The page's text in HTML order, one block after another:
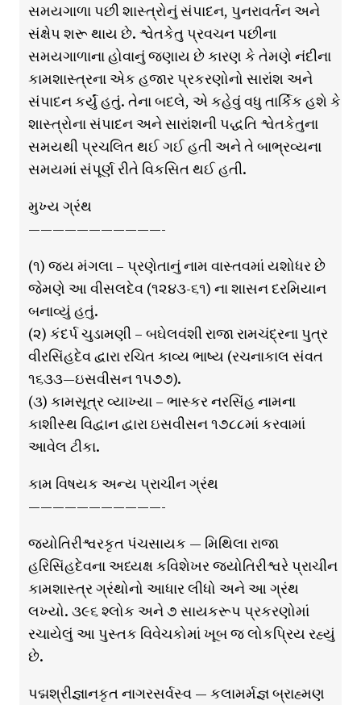
સમયગાળા પછી શાસ્ત્રોનું સંપાદન, પુનરાવર્તન અને
સંક્ષેપ શરૂ થાય છે. શ્વેતકેતુ પ્રવચન પછીના
સમયગાળાના હોવાનું જણાય છે કારણ કે તેમણે નંદીના
કામશાસ્ત્રના એક હજાર પ્રકરણોનો સારાંશ અને
સંપાદન કર્યું હતું. તેના બદલે, એ કહેવું વધુ તાર્કિક હશે કે
શાસ્ત્રોના સંપાદન અને સારાંશની પદ્ધતિ શ્વેતકેતુના
સમયથી પ્રચલિત થઈ ગઈ હતી અને તે બાભ્રવ્યના
સમયમાં સંપૂર્ણ રીતે વિકસિત થઈ હતી.
મુખ્ય ગ્રંથ
———————————-
(૧) જય મંગલા – પ્રણેતાનું નામ વાસ્તવમાં યશોધર છે
જેમણે આ વીસલદેવ (૧૨૪૩-૬૧) ના શાસન દરમિયાન
બનાવ્યું હતું.
(૨) કંદર્પ ચુડામણી – બઘેલવંશી રાજા રામચંદ્રના પુત્ર
વીરસિંહદેવ દ્વારા રચિત કાવ્ય ભાષ્ય (રચનાકાલ સંવત
૧૬૩૩—ઇસવીસન ૧૫૭૭).
(૩) કામસૂત્ર વ્યાખ્યા – ભાસ્કર નરસિંહ નામના
કાશીસ્થ વિદ્વાન દ્વારા ઇસવીસન ૧૭૮૮માં કરવામાં
આવેલ ટીકા.
કામ વિષયક અન્ય પ્રાચીન ગ્રંથ
———————————-
જ્યોતિરીશ્વરકૃત પંચસાયક — મિથિલા રાજા
હરિસિંહદેવના અધ્યક્ષ કવિશેખર જ્યોતિરીશ્વરે પ્રાચીન
કામશાસ્ત્ર ગ્રંથોનો આધાર લીધો અને આ ગ્રંથ
લખ્યો. ૩૯૬ શ્લોક અને ૭ સાયકરૂપ પ્રકરણોમાં
રચાયેલું આ પુસ્તક વિવેચકોમાં ખૂબ જ લોકપ્રિય રહ્યું
છે.
પદ્મશ્રીજ્ઞાનકૃત નાગરસર્વસ્વ — કલામર્મજ્ઞ બ્રાહ્મણ